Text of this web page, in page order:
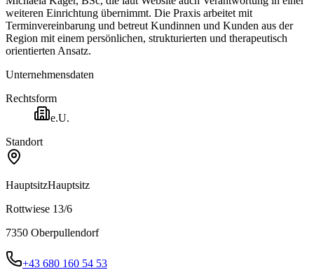
weiteren Einrichtung übernimmt. Die Praxis arbeitet mit
Terminvereinbarung und betreut Kundinnen und Kunden aus der
Region mit einem persönlichen, strukturierten und therapeutisch
orientierten Ansatz.
Unternehmensdaten
Rechtsform
e.U.
Standort
HauptsitzHauptsitz
Rottwiese 13/6
7350 Oberpullendorf
+43 680 160 54 53